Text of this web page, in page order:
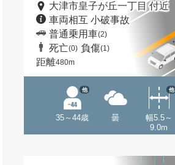
大津市皇子が丘一丁目 付近
車両相互 小破事故
普通乗用車(2)
死亡(0) 負傷(1)
距離480m
35～44歳
他
曇
幅5.5～
9.0m
他